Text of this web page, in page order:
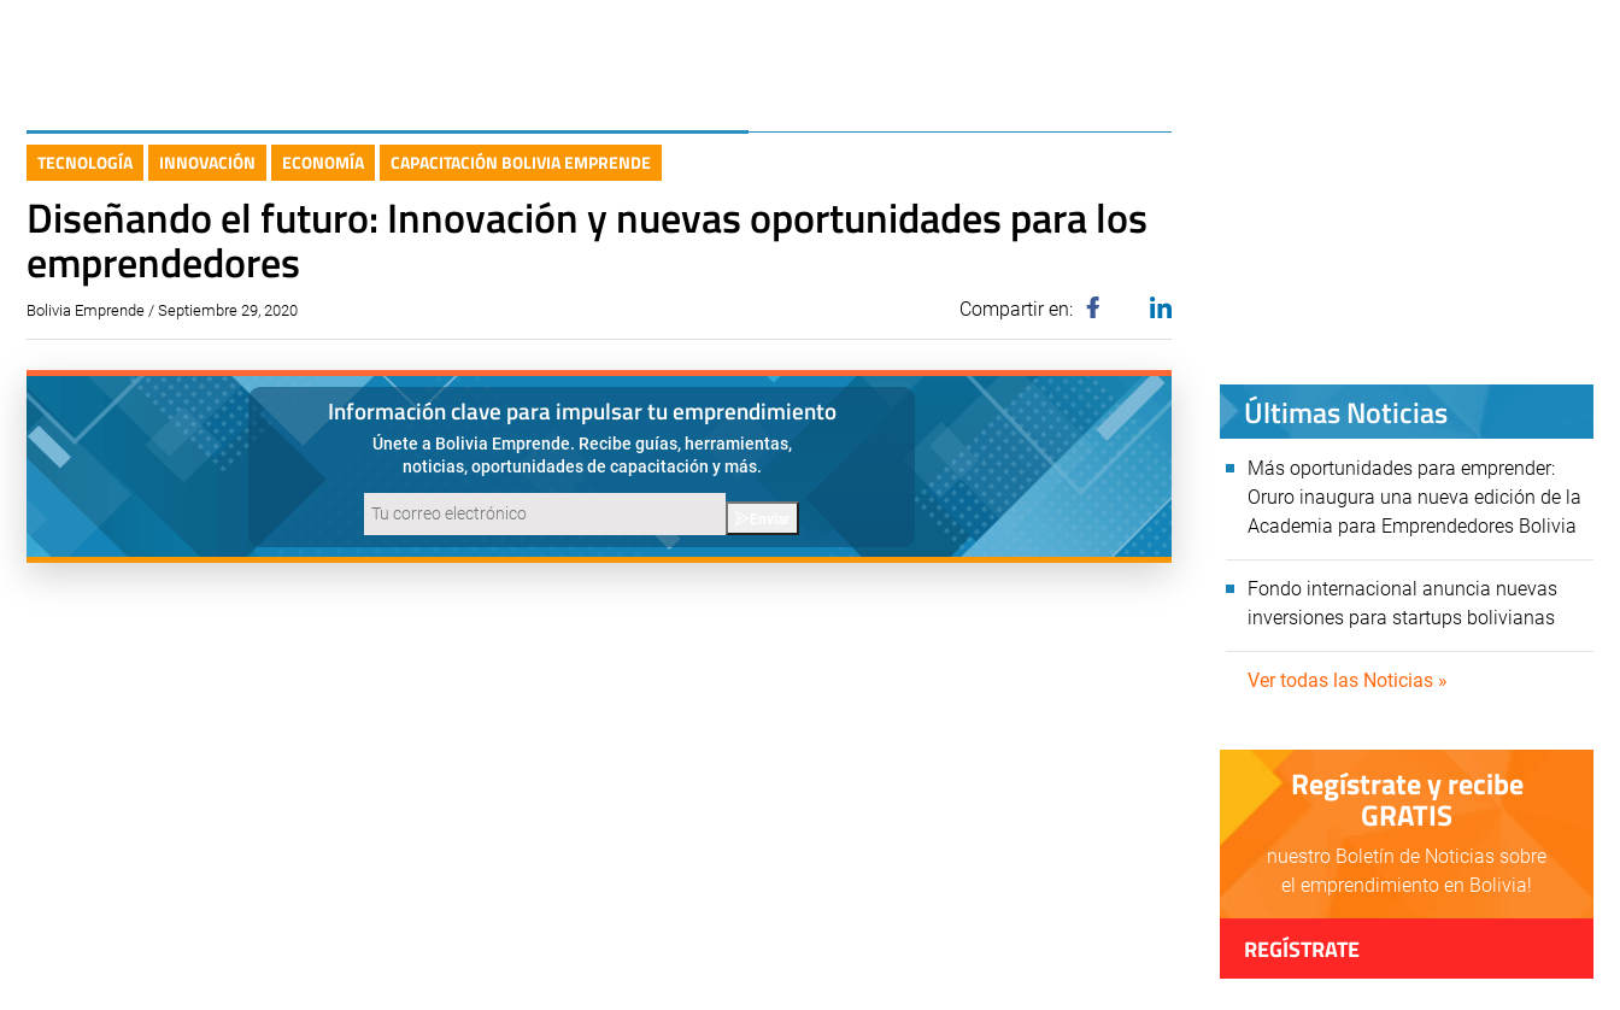
TECNOLOGÍA INNOVACIÓN ECONOMÍA CAPACITACIÓN BOLIVIA EMPRENDE
Diseñando el futuro: Innovación y nuevas oportunidades para los
emprendedores
Bolivia Emprende / Septiembre 29, 2020 Compartir en:
Información clave para impulsar tu emprendimiento
Únete a Bolivia Emprende. Recibe guías, herramientas,
noticias, oportunidades de capacitación y más.
Últimas Noticias
Más oportunidades para emprender:
Oruro inaugura una nueva edición de la
Academia para Emprendedores Bolivia
Fondo internacional anuncia nuevas
inversiones para startups bolivianas
Ver todas las Noticias »
Regístrate y recibe
GRATIS
nuestro Boletín de Noticias sobre
el emprendimiento en Bolivia!
REGÍSTRATE